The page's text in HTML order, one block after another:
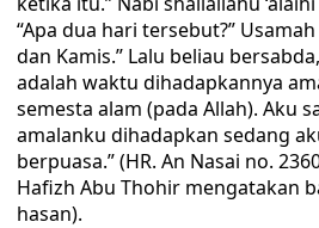
“Apa dua hari tersebut?”
dan Kamis.” Lalu beliau
adalah waktu dihadapkannya
semesta alam (pada Allah). Aku
amalanku dihadapkan sedang
berpuasa.” (HR. An Nasai no.
Hafizh Abu Thohir mengatakan
hasan).